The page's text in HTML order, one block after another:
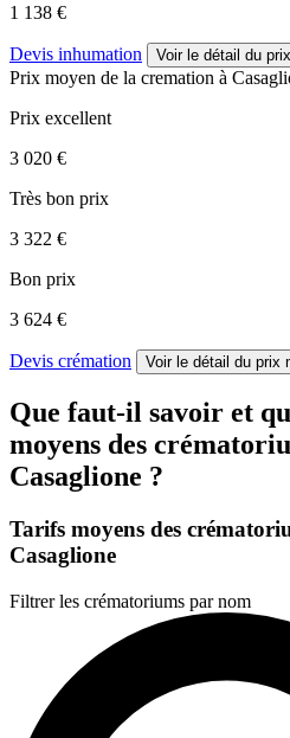
1 138 €
Devis inhumation Voir le détail du
Prix moyen de la cremation à
Prix excellent
3 020 €
Très bon prix
3 322 €
Bon prix
3 624 €
Devis crémation Voir le détail du prix
Que faut-il savoir et
moyens des
Casaglione ?
Tarifs moyens des
Casaglione
Filtrer les crématoriums par nom